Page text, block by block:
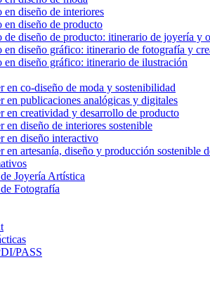
en diseño de interiores
en diseño de producto
de diseño de producto: itinerario de joyería y
en diseño gráfico: itinerario de fotografía y
en diseño gráfico: itinerario de ilustración
en co-diseño de moda y sostenibilidad
en publicaciones analógicas y digitales
en creatividad y desarrollo de producto
en diseño de interiores sostenible
en diseño interactivo
en artesanía, diseño y producción sostenible
Joyería Artística
Fotografía
PASS